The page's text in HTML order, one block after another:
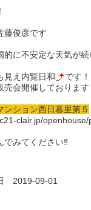
藤俊彦です
的に不安定な天気が
見え内覧日和
です！
売会開催しております
ンション西日暮里第５
clair.jp/
でみてください‼
2019-09-01